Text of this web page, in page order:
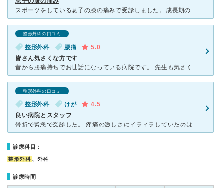
スポーツをしている息子の膝の痛みで受診しました。成長期の為とジャンプをする為、負担がかかるとの事。レントゲン写真の見方や丁寧な説明のおかげで本人も親である私も不安は消えました。痛い時の対処法や膝の使い
整形外科の口コミ
整形外科 腰痛
5.0
皆さん気さくな方です
昔から腰痛持ちでお世話になっている病院です。 先生も気さくな方で親切丁寧です。診察後にはリハビリ室で牽引や電流治療器などがあり順番に行っていきますが、ウォーターマッサージベッドという機械がありとても
整形外科の口コミ
整形外科 けが
4.5
良い病院とスタッフ
骨折で緊急で受診した。 疼痛の激しさにイライラしていたのは自分。 冷静に、労災かどうか確認する受付。愛想がいいとか悪いとか言う人がいるが、論外。 受付でケガの場合、聞かなければならない必要事項。
診療科目：
整形外科 、外科
診療時間